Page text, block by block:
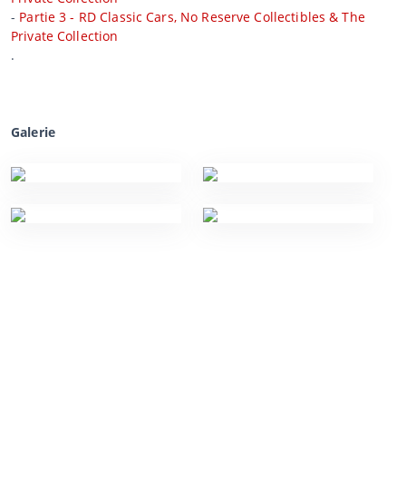
- Partie 3 - RD Classic Cars, No Reserve Collectibles & The
Private Collection
.
Galerie